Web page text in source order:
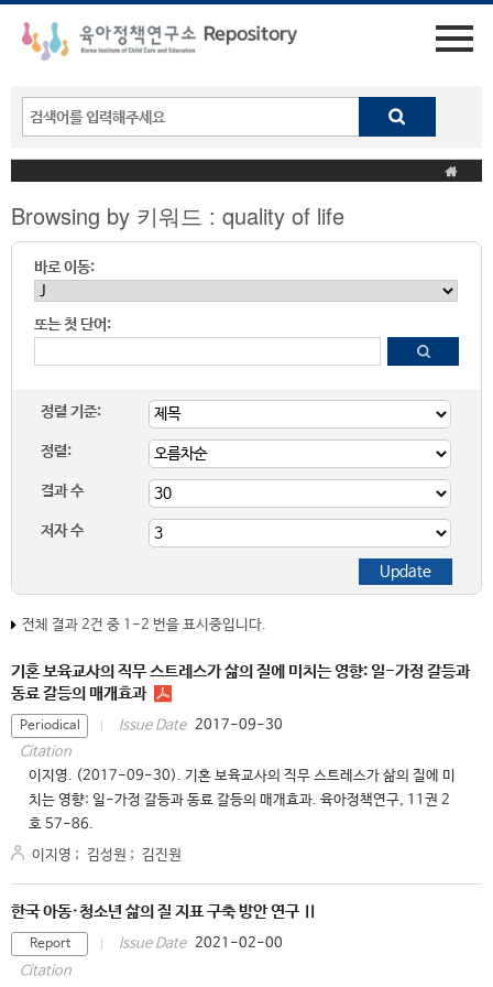
Browsing by 키워드 : quality of life
바로 이동:
또는 첫 단어:
정렬 기준:
정렬:
결과 수
저자 수
전체 결과 2건 중 1-2 번을 표시중입니다.
기혼 보육교사의 직무 스트레스가 삶의 질에 미치는 영향: 일-가정 갈등과
동료 갈등의 매개효과
Periodical Issue Date 2017-09-30
Citation
이지영. (2017-09-30). 기혼 보육교사의 직무 스트레스가 삶의 질에 미
치는 영향: 일-가정 갈등과 동료 갈등의 매개효과. 육아정책연구, 11권 2
호 57-86.
이지영 ; 김성원 ; 김진원
한국 아동·청소년 삶의 질 지표 구축 방안 연구 Ⅱ
Report Issue Date 2021-02-00
Citation